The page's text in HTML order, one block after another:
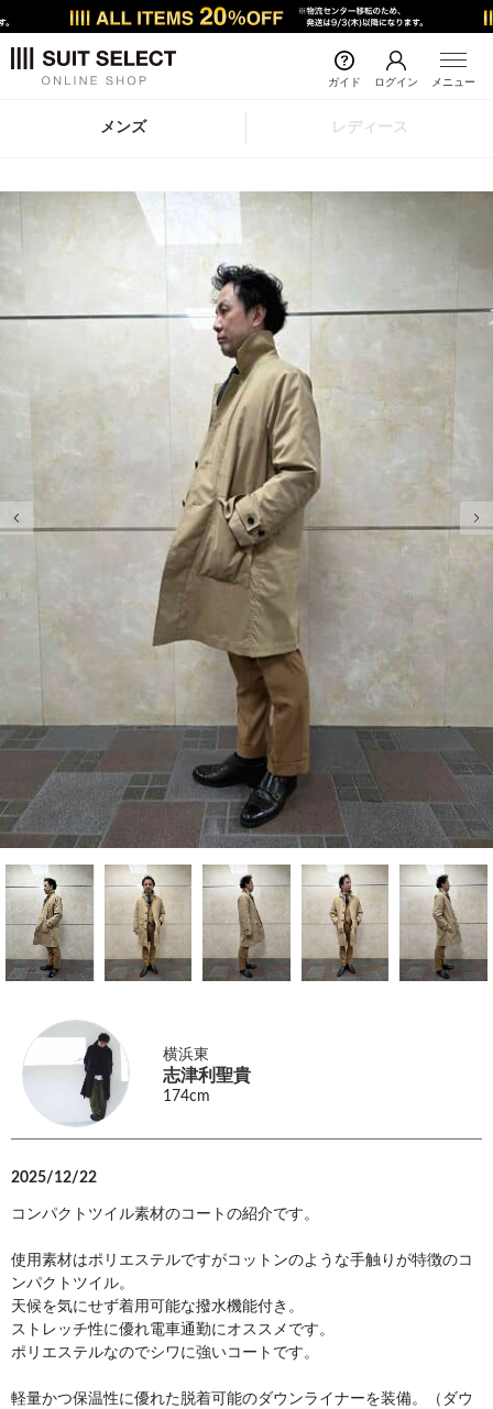
ガイド ログイン メニュー
メンズ レディース
横浜東
志津利聖貴
174cm
2025/12/22
コンパクトツイル素材のコートの紹介です。
使用素材はポリエステルですがコットンのような手触りが特徴のコ
ンパクトツイル。
天候を気にせず着用可能な撥水機能付き。
ストレッチ性に優れ電車通勤にオススメです。
ポリエステルなのでシワに強いコートです。
軽量かつ保温性に優れた脱着可能のダウンライナーを装備。（ダウ